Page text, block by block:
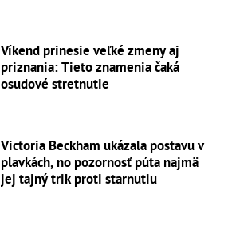
Víkend prinesie veľké zmeny aj
priznania: Tieto znamenia čaká
osudové stretnutie
Victoria Beckham ukázala postavu v
plavkách, no pozornosť púta najmä
jej tajný trik proti starnutiu